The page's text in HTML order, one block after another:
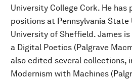
University College Cork. He
positions at Pennsylvania
University of Sheffield. James
a Digital Poetics (Palgrave
also edited several collections,
Modernism with Machines